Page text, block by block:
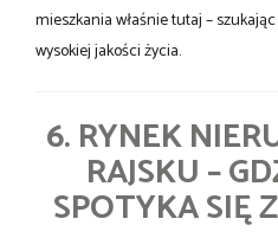
mieszkania właśnie tutaj –
wysokiej jakości życia.
6. RYNEK
RAJSKU –
SPOTYKA SIĘ